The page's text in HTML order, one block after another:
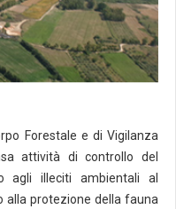
Forestale e di Vigilanza
attività di controllo del
agli illeciti ambientali al
alla protezione della fauna